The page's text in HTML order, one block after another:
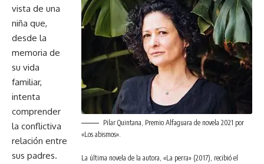
Pilar Quintana, Premio Alfaguara de novela 2021 por
«Los abismos».
La última novela de la autora, «La perra» (2017), recibió el
vista de una
niña que,
desde la
memoria de
su vida
familiar,
intenta
comprender
la conflictiva
relación entre
sus padres.